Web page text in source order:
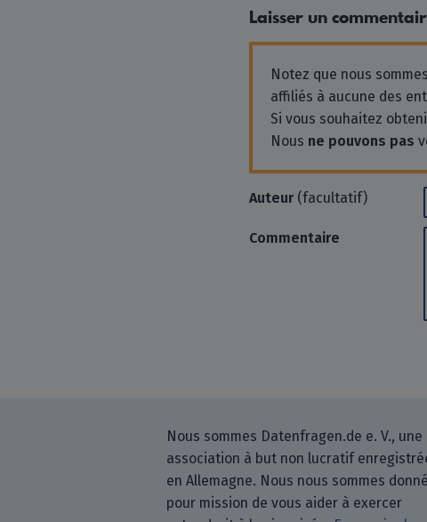
Laisser un
Notez que nous
affiliés à aucune des
Si vous souhaitez
Nous ne pouvons pas
Auteur(facultatif)
Commentaire
Nous sommes Datenfragen.de e. V., une
association à but non lucratif
en Allemagne. Nous nous sommes donné
pour mission de vous aider à exercer